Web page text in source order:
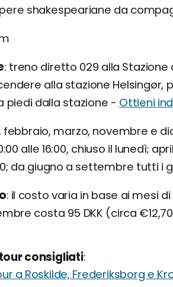
shakespeariane da
treno diretto 029 alla Stazione
alla stazione Helsingør,
piedi dalla stazione - Ottieni
febbraio, marzo, novembre e
alle 16:00, chiuso il lunedì;
da giugno a settembre tutti i
il costo varia in base ai mesi
costa 95 DKK (circa
consigliati
a Roskilde, Frederiksborg e